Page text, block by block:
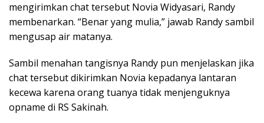
mengirimkan chat tersebut Novia Widyasari, Randy
membenarkan. “Benar yang mulia,” jawab Randy sambil
mengusap air matanya.
Sambil menahan tangisnya Randy pun menjelaskan jika
chat tersebut dikirimkan Novia kepadanya lantaran
kecewa karena orang tuanya tidak menjenguknya
opname di RS Sakinah.